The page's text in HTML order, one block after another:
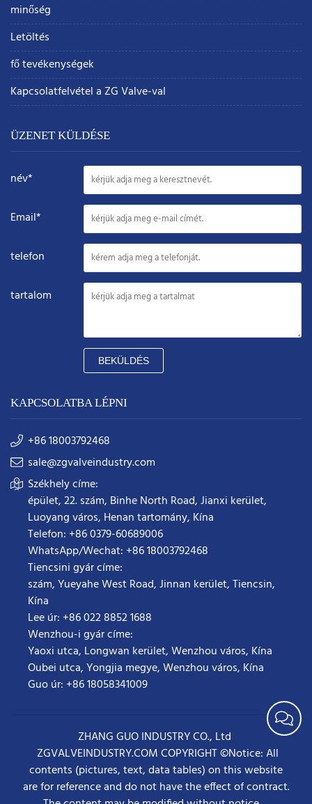
minőség
Letöltés
fő tevékenységek
Kapcsolatfelvétel a ZG Valve-val
ÜZENET KÜLDÉSE
név*
Email*
telefon
tartalom
BEKÜLDÉS
KAPCSOLATBA LÉPNI
+86 18003792468
sale@zgvalveindustry.com
Székhely címe:
épület, 22. szám, Binhe North Road, Jianxi kerület,
Luoyang város, Henan tartomány, Kína
Telefon: +86 0379-60689006
WhatsApp/Wechat: +86 18003792468
Tiencsini gyár címe:
szám, Yueyahe West Road, Jinnan kerület, Tiencsin,
Kína
Lee úr: +86 022 8852 1688
Wenzhou-i gyár címe:
Yaoxi utca, Longwan kerület, Wenzhou város, Kína
Oubei utca, Yongjia megye, Wenzhou város, Kína
Guo úr: +86 18058341009
ZHANG GUO INDUSTRY CO., Ltd
ZGVALVEINDUSTRY.COM COPYRIGHT ©Notice: All
contents (pictures, text, data tables) on this website
are for reference and do not have the effect of contract.